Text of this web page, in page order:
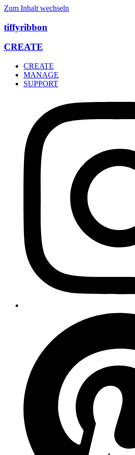
Zum Inhalt wechseln
tiffyribbon
CREATE
CREATE
MANAGE
SUPPORT